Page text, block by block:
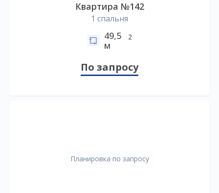
Квартира №142
1 спальня
49,5
м
2
По запросу
Планировка по запросу